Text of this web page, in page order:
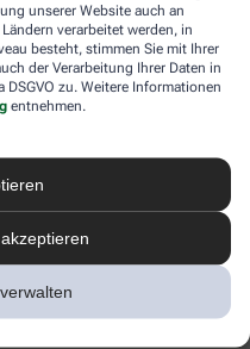
unserer Website auch an
verarbeitet werden, in
besteht, stimmen Sie mit Ihrer
der Verarbeitung Ihrer Daten in
zu. Weitere Informationen
entnehmen.